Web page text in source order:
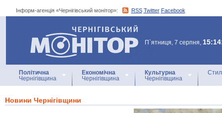
Інформ-агенція «Чернігівський монітор»: RSS Twitter Facebook
Інформ-агенція
«Чернігівський монітор»
П`ятниця, 7 серпня,
Політична
Чернігівщина
Економічна
Чернігівщина
Культурна
Чернігівщина
Новини Чернігівщини